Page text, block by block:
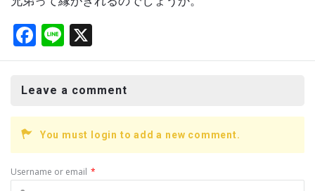
F
a
b
o
o
k
Li
n
Leave a comment
You must login to add a new comment.
Username or email *